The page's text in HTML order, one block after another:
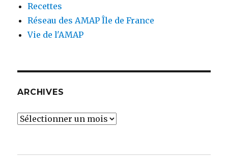
Recettes
Réseau des AMAP Île de France
Vie de l'AMAP
ARCHIVES
Archives